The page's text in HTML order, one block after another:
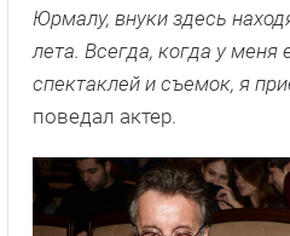
Юрмалу, внуки здесь
лета. Всегда, когда у меня
спектаклей и съемок, я
поведал актер.